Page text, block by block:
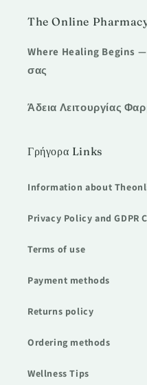
The Online
Where Healing Begins —
σας
Άδεια Λειτουργίας
Γρήγορα Links
Information about
Privacy Policy and GDPR
Terms of use
Payment methods
Returns policy
Ordering methods
Wellness Tips